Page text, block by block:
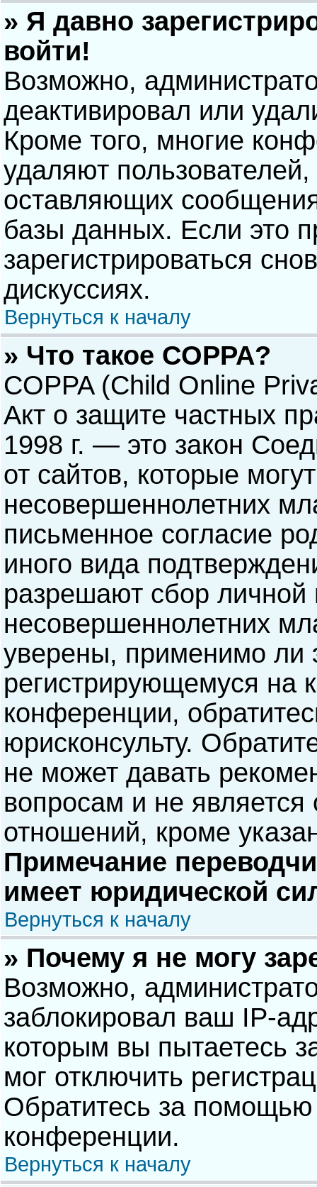
» Я давно
войти!
Возможно,
деактивировал или
Кроме того, многие
удаляют
оставляющих
базы данных. Если это
зарегистрироваться
дискуссиях.
Вернуться к началу
» Что такое COPPA?
COPPA (Child Online
Акт о защите частных
1998 г. — это закон
от сайтов, которые
несовершеннолетних
письменное согласие
иного вида
разрешают сбор
несовершеннолетних
уверены, применимо ли
регистрирующемуся на
конференции,
юрисконсульту.
не может давать
вопросам и не
отношений, кроме
Примечание
имеет юридической
Вернуться к началу
» Почему я не могу
Возможно,
заблокировал ваш IP-
которым вы пытаетесь
мог отключить
Обратитесь за помощью
конференции.
Вернуться к началу